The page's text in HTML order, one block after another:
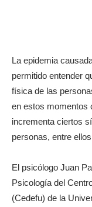
La epidemia
permitido entender
física de las
en estos momentos
incrementa ciertos
personas, entre
El psicólogo Juan
Psicología del
(Cedefu) de la